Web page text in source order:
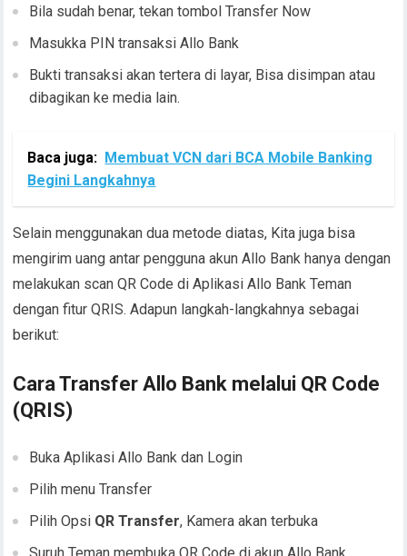
Bila sudah benar, tekan tombol Transfer Now
Masukka PIN transaksi Allo Bank
Bukti transaksi akan tertera di layar, Bisa disimpan atau
dibagikan ke media lain.
Baca juga: Membuat VCN dari BCA Mobile Banking
Begini Langkahnya
Selain menggunakan dua metode diatas, Kita juga bisa
mengirim uang antar pengguna akun Allo Bank hanya dengan
melakukan scan QR Code di Aplikasi Allo Bank Teman
dengan fitur QRIS. Adapun langkah-langkahnya sebagai
berikut:
Cara Transfer Allo Bank melalui QR Code
(QRIS)
Buka Aplikasi Allo Bank dan Login
Pilih menu Transfer
Pilih Opsi QR Transfer, Kamera akan terbuka